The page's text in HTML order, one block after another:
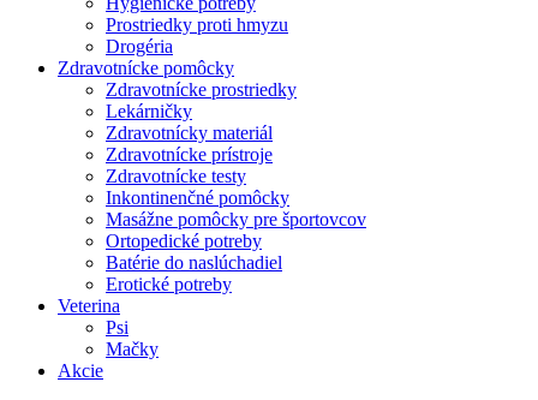
Prostriedky proti hmyzu
Drogéria
Zdravotnícke pomôcky
Zdravotnícke prostriedky
Lekárničky
Zdravotnícky materiál
Zdravotnícke prístroje
Zdravotnícke testy
Inkontinenčné pomôcky
Masážne pomôcky pre športovcov
Ortopedické potreby
Batérie do naslúchadiel
Erotické potreby
Veterina
Psi
Mačky
Akcie